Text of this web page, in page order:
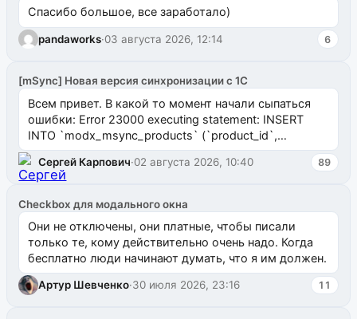
Спасибо большое, все заработало)
pandaworks·03 августа 2026, 12:14 6
[mSync] Новая версия синхронизации с 1С
Всем привет. В какой то момент начали сыпаться
ошибки: Error 23000 executing statement: INSERT
INTO `modx_msync_products` (`product_id`,
`uuid_1c`) VALUES ...
Сергей Карпович·02 августа 2026, 10:40 89
Checkbox для модального окна
Они не отключены, они платные, чтобы писали
только те, кому действительно очень надо. Когда
бесплатно люди начинают думать, что я им должен.
Артур Шевченко·30 июля 2026, 23:16 11